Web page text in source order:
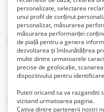
100 Lei
Caut
400 Lei
personalizate, selectarea
unui profil de conținut
personalizat, măsurarea
măsurarea performanței
de piață pentru a genera
dezvoltarea și îmbunătățirea
multe dintre urmatoarele
precise de geolocație,
dispozitivului pentru
Puteti oricand sa va razganditi
vizitand urmatoarea pagina.
Cativa dintre partenerii nostri